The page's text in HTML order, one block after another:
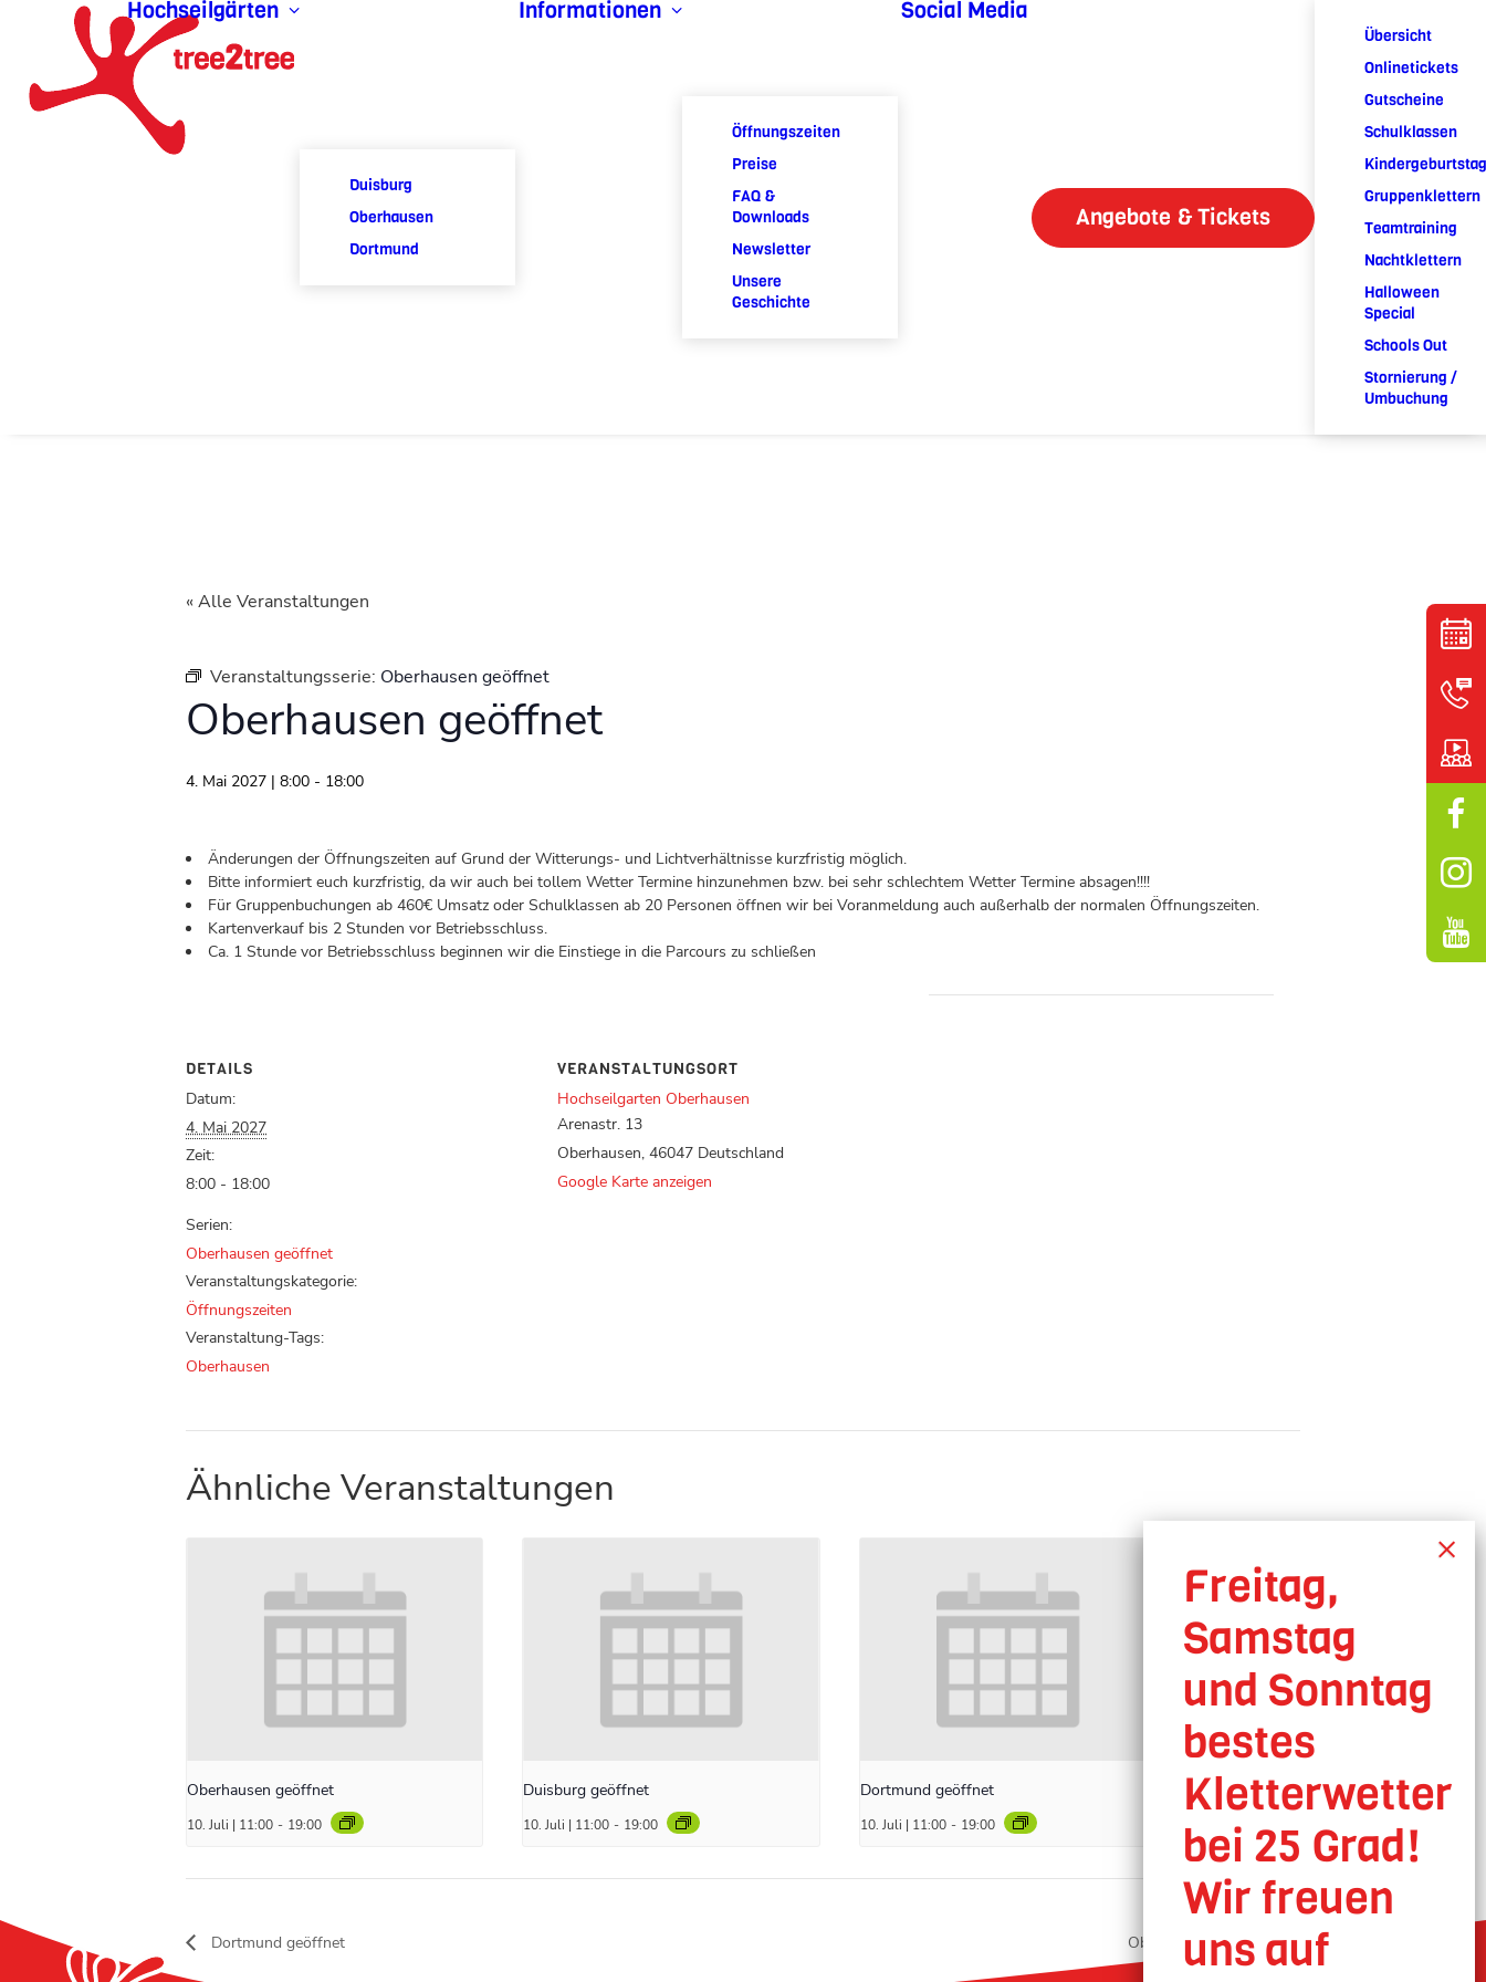
Hochseilgärten
Duisburg
Oberhausen
Dortmund
Informationen
Öffnungszeiten
Preise
FAQ &
Downloads
Newsletter
Unsere
Geschichte
Social Media
Angebote & Tickets
Übersicht
Onlinetickets
Gutscheine
Schulklassen
Kindergeburtstag
Gruppenklettern
Teamtraining
Nachtklettern
Halloween
Special
Schools Out
Stornierung /
Umbuchung
« Alle Veranstaltungen
Veranstaltungsserie: Oberhausen geöffnet
Oberhausen geöffnet
4. Mai 2027 | 8:00 - 18:00
Änderungen der Öffnungszeiten auf Grund der Witterungs- und Lichtverhältnisse kurzfristig möglich.
Bitte informiert euch kurzfristig, da wir auch bei tollem Wetter Termine hinzunehmen bzw. bei sehr schlechtem Wetter Termine absagen!!!!
Für Gruppenbuchungen ab 460€ Umsatz oder Schulklassen ab 20 Personen öffnen wir bei Voranmeldung auch außerhalb der normalen Öffnungszeiten.
Kartenverkauf bis 2 Stunden vor Betriebsschluss.
Ca. 1 Stunde vor Betriebsschluss beginnen wir die Einstiege in die Parcours zu schließen
DETAILS
Datum:
4. Mai 2027
Zeit:
8:00 - 18:00
Serien:
Oberhausen geöffnet
Veranstaltungskategorie:
Öffnungszeiten
Veranstaltung-Tags:
Oberhausen
VERANSTALTUNGSORT
Hochseilgarten Oberhausen
Arenastr. 13
Oberhausen, 46047 Deutschland
Google Karte anzeigen
Ähnliche Veranstaltungen
Oberhausen geöffnet
10. Juli | 11:00 - 19:00
Duisburg geöffnet
10. Juli | 11:00 - 19:00
Dortmund geöffnet
10. Juli | 11:00 - 19:00
Dortmund geöffnet Oberhausen geöffnet